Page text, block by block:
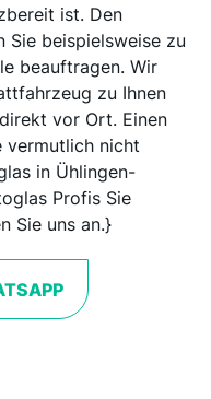
ist. Den
beispielsweise zu
beauftragen. Wir
zu Ihnen
vor Ort. Einen
vermutlich nicht
in Ühlingen-
Profis Sie
Sie uns an.}